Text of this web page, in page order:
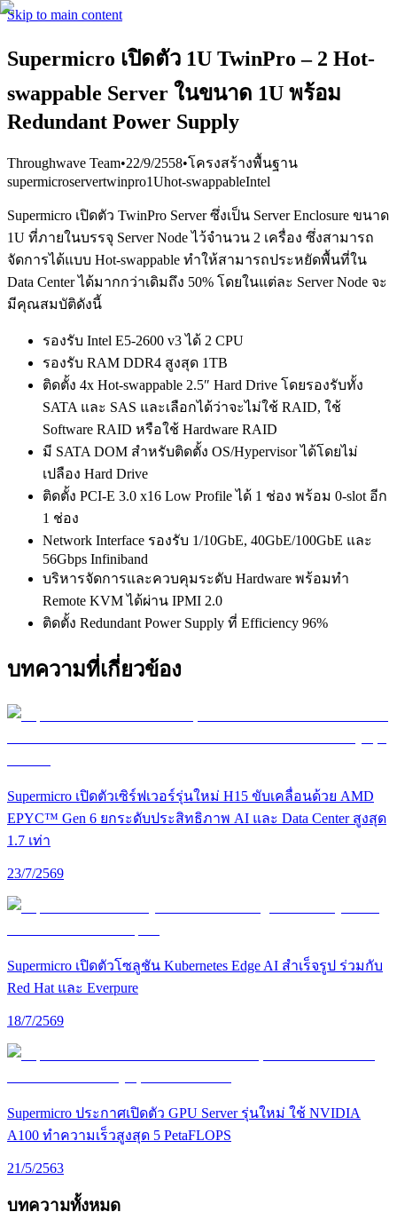
Skip to main content
Supermicro เปิดตัว 1U TwinPro – 2 Hot-
swappable Server ในขนาด 1U พร้อม
Redundant Power Supply
Throughwave Team•22/9/2558•โครงสร้างพื้นฐาน
supermicroservertwinpro1Uhot-swappableIntel
Supermicro เปิดตัว TwinPro Server ซึ่งเป็น Server Enclosure ขนาด
1U ที่ภายในบรรจุ Server Node ไว้จำนวน 2 เครื่อง ซึ่งสามารถ
จัดการได้แบบ Hot-swappable ทำให้สามารถประหยัดพื้นที่ใน
Data Center ได้มากกว่าเดิมถึง 50% โดยในแต่ละ Server Node จะ
มีคุณสมบัติดังนี้
รองรับ Intel E5-2600 v3 ได้ 2 CPU
รองรับ RAM DDR4 สูงสุด 1TB
ติดตั้ง 4x Hot-swappable 2.5″ Hard Drive โดยรองรับทั้ง
SATA และ SAS และเลือกได้ว่าจะไม่ใช้ RAID, ใช้
Software RAID หรือใช้ Hardware RAID
มี SATA DOM สำหรับติดตั้ง OS/Hypervisor ได้โดยไม่
เปลือง Hard Drive
ติดตั้ง PCI-E 3.0 x16 Low Profile ได้ 1 ช่อง พร้อม 0-slot อีก
1 ช่อง
Network Interface รองรับ 1/10GbE, 40GbE/100GbE และ
56Gbps Infiniband
บริหารจัดการและควบคุมระดับ Hardware พร้อมทำ
Remote KVM ได้ผ่าน IPMI 2.0
ติดตั้ง Redundant Power Supply ที่ Efficiency 96%
บทความที่เกี่ยวข้อง
Supermicro เปิดตัวเซิร์ฟเวอร์รุ่นใหม่ H15 ขับเคลื่อนด้วย AMD
EPYC™ Gen 6 ยกระดับประสิทธิภาพ AI และ Data Center สูงสุด
1.7 เท่า
23/7/2569
Supermicro เปิดตัวโซลูชัน Kubernetes Edge AI สำเร็จรูป ร่วมกับ
Red Hat และ Everpure
18/7/2569
Supermicro ประกาศเปิดตัว GPU Server รุ่นใหม่ ใช้ NVIDIA
A100 ทำความเร็วสูงสุด 5 PetaFLOPS
21/5/2563
บทความทั้งหมด